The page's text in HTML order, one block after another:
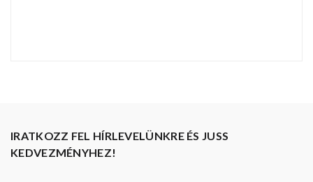
IRATKOZZ FEL HÍRLEVELÜNKRE ÉS JUSS
KEDVEZMÉNYHEZ!